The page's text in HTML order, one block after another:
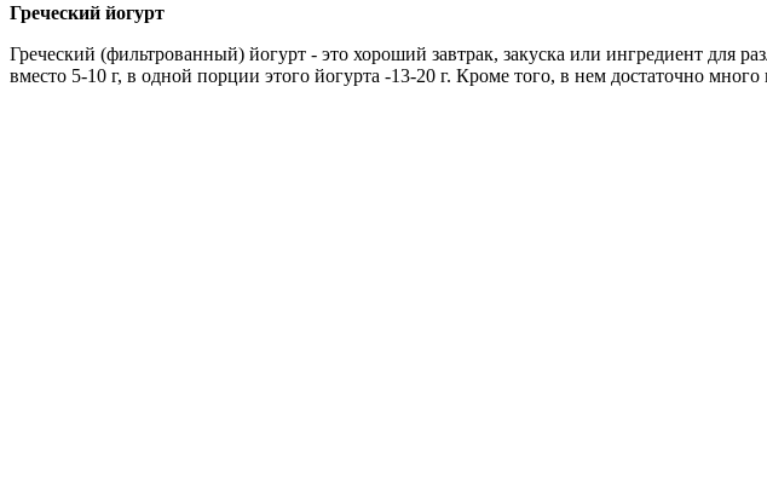
Греческий йогурт
Греческий (фильтрованный) йогурт - это хороший завтрак, закуска или ингредиент для
вместо 5-10 г, в одной порции этого йогурта -13-20 г. Кроме того, в нем достаточно много